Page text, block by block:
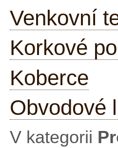
Venkovní
Korkové
Koberce
Obvodové
V kategorii